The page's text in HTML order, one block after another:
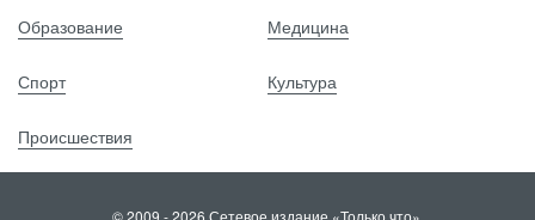
Образование Медицина
Спорт Культура
Происшествия
© 2009 - 2026 Сетевое издание «Только что».